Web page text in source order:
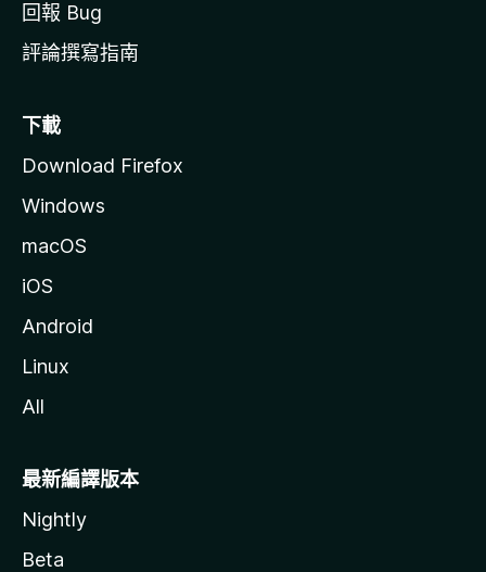
回報 Bug
評論撰寫指南
下載
Download Firefox
Windows
macOS
iOS
Android
Linux
All
最新編譯版本
Nightly
Beta